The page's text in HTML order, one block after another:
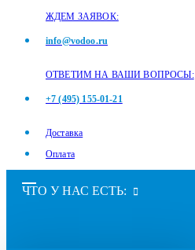
ЖДЕМ ЗАЯВОК:
info@vodoo.ru
ОТВЕТИМ НА ВАШИ ВОПРОСЫ:
+7 (495) 155-01-21
Доставка
Оплата
ЧТО У НАС ЕСТЬ: